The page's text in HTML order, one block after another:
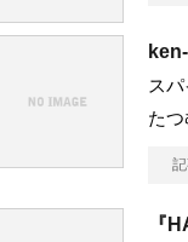
ス
たつ
『